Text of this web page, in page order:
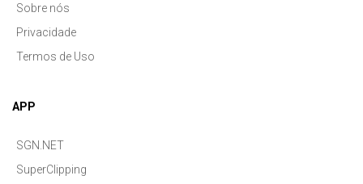
Sobre nós
Privacidade
Termos de Uso
APP
SGN.NET
SuperClipping